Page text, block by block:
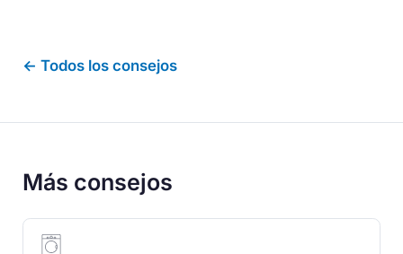
← Todos los consejos
Más consejos